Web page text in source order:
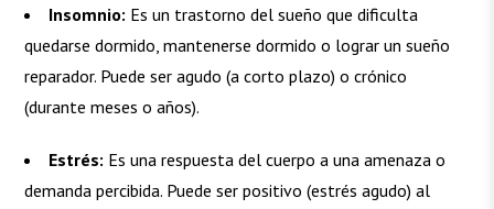
Insomnio: Es un trastorno del sueño que dificulta
quedarse dormido, mantenerse dormido o lograr un sueño
reparador. Puede ser agudo (a corto plazo) o crónico
(durante meses o años).
Estrés: Es una respuesta del cuerpo a una amenaza o
demanda percibida. Puede ser positivo (estrés agudo) al